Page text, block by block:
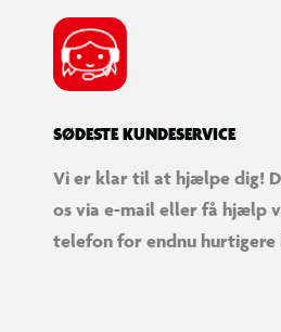
SØDESTE KUNDESERVICE
Vi er klar til at hjælpe dig!
os via e-mail eller få hjælp
telefon for endnu hurtigere